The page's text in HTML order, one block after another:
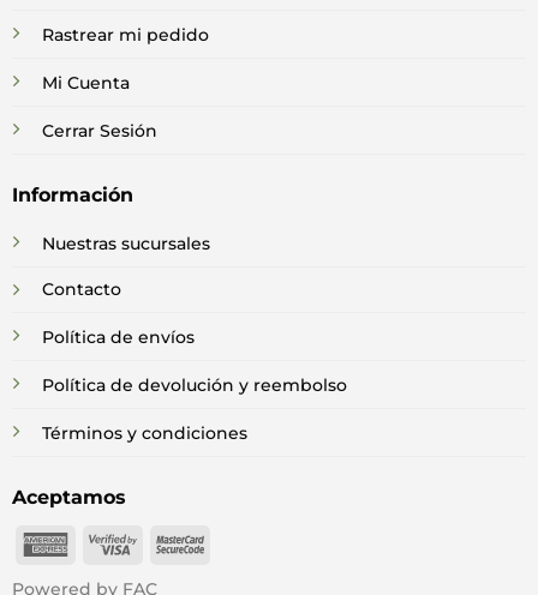
Rastrear mi pedido
Mi Cuenta
Cerrar Sesión
Información
Nuestras sucursales
Contacto
Política de envíos
Política de devolución y reembolso
Términos y condiciones
Aceptamos
American
Visa
MasterCard
Powered by FAC